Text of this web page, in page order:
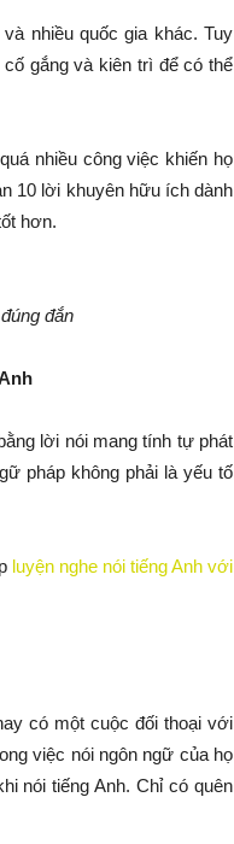
nhiều quốc gia khác. Tuy
gắng và kiên trì để có thể
nhiều công việc khiến họ
10 lời khuyên hữu ích dành
hơn.
đắn
lời nói mang tính tự phát
pháp không phải là yếu tố
luyện nghe nói tiếng Anh với
có một cuộc đối thoại với
việc nói ngôn ngữ của họ
nói tiếng Anh. Chỉ có quên